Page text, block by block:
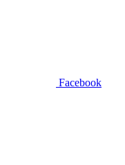
Facebook